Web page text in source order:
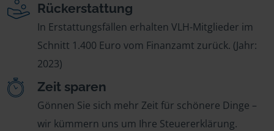
Rückerstattung
In Erstattungsfällen erhalten VLH-Mitglieder im
Schnitt 1.400 Euro vom Finanzamt zurück. (Jahr:
2023)
Zeit sparen
Gönnen Sie sich mehr Zeit für schönere Dinge –
wir kümmern uns um Ihre Steuererklärung.